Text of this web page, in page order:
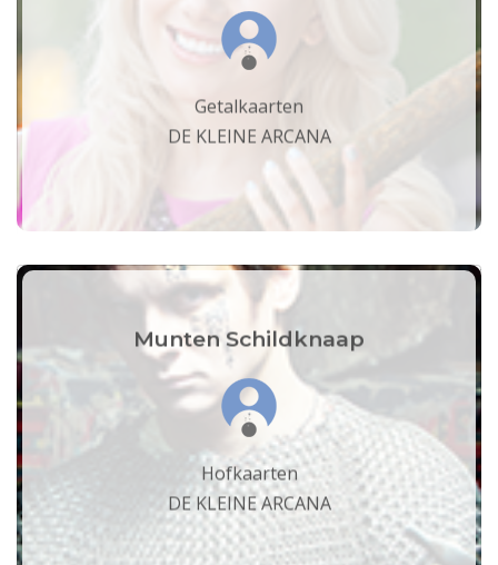
Getalkaarten
DE KLEINE ARCANA
Munten Schildknaap
Hofkaarten
DE KLEINE ARCANA